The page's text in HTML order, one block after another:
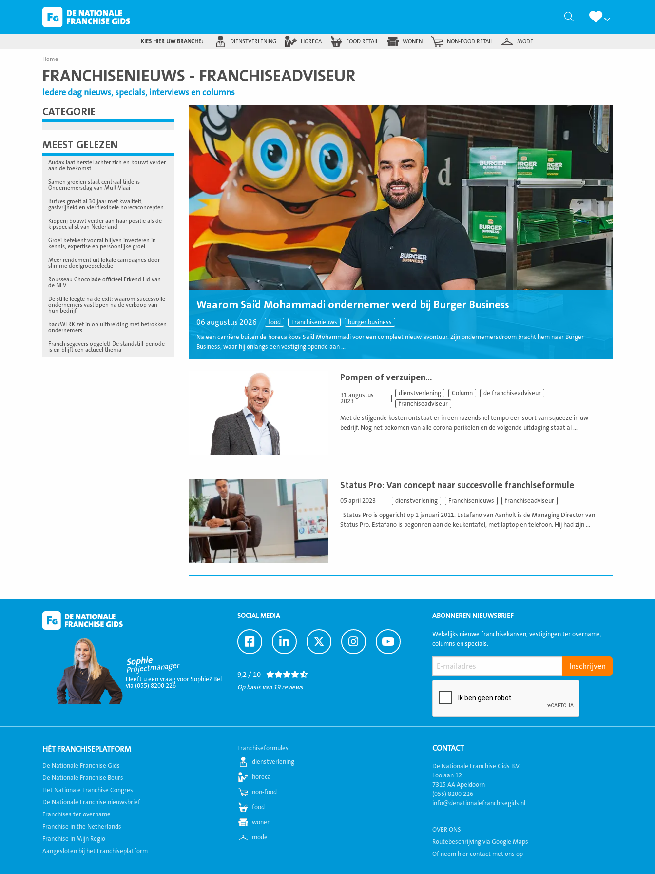
Zoeken
KIES HIER UW BRANCHE: DIENSTVERLENING HORECA FOOD RETAIL WONEN NON-FOOD RETAIL MODE
Home
FRANCHISENIEUWS - FRANCHISEADVISEUR
Iedere dag nieuws, specials, interviews en columns
CATEGORIE
MEEST GELEZEN
Audax laat herstel achter zich en bouwt verder
aan de toekomst
Samen groeien staat centraal tijdens
Ondernemersdag van MultiVlaai
Bufkes groeit al 30 jaar met kwaliteit,
gastvrijheid en vier flexibele horecaconcepten
Kipperij bouwt verder aan haar positie als dé
kipspecialist van Nederland
Groei betekent vooral blijven investeren in
kennis, expertise en persoonlijke groei
Meer rendement uit lokale campagnes door
slimme doelgroepselectie
Rousseau Chocolade officieel Erkend Lid van
de NFV
De stille leegte na de exit: waarom succesvolle
ondernemers vastlopen na de verkoop van
hun bedrijf
backWERK zet in op uitbreiding met betrokken
ondernemers
Franchisegevers opgelet! De standstill-periode
is en blijft een actueel thema
Lees
meer
Waarom Saïd Mohammadi ondernemer werd bij Burger Business
06 augustus 2026 food Franchisenieuws burger business
Na een carrière buiten de horeca koos Saïd Mohammadi voor een compleet nieuw avontuur. Zijn ondernemersdroom bracht hem naar Burger
Business, waar hij onlangs een vestiging opende aan ...
Pompen of verzuipen…
31 augustus
2023
dienstverlening Column
de franchiseadviseur
franchiseadviseur
Met de stijgende kosten ontstaat er in een razendsnel tempo een soort van squeeze in uw
bedrijf. Nog net bekomen van alle corona perikelen en de volgende uitdaging staat al ...
meer
Status Pro: Van concept naar succesvolle franchiseformule
05 april 2023 dienstverlening Franchisenieuws franchiseadviseur
Status Pro is opgericht op 1 januari 2011. Estafano van Aanholt is de Managing Director van
Status Pro. Estafano is begonnen aan de keukentafel, met laptop en telefoon. Hij had zijn ...
Sophie
Projectmanager
Heeft u een vraag voor Sophie? Bel
via (055) 8200 226
SOCIAL MEDIA
Ga
naar
Ga
naar
Ga
naar
Ga
naar
Ga
naar
9,2 / 10 -
Op basis van 19 reviews
ABONNEREN NIEUWSBRIEF
Wekelijks nieuwe franchisekansen, vestigingen ter overname,
columns en specials.
HÉT FRANCHISEPLATFORM
De Nationale Franchise Gids
De Nationale Franchise Beurs
Het Nationale Franchise Congres
De Nationale Franchise nieuwsbrief
Franchises ter overname
Franchise in the Netherlands
Franchise in Mijn Regio
Aangesloten bij het Franchiseplatform
Franchiseformules
dienstverlening
horeca
non-food
food
wonen
mode
CONTACT
De Nationale Franchise Gids B.V.
Loolaan 12
7315 AA Apeldoorn
(055) 8200 226
info@denationalefranchisegids.nl
OVER ONS
Routebeschrijving via Google Maps
Of neem hier contact met ons op